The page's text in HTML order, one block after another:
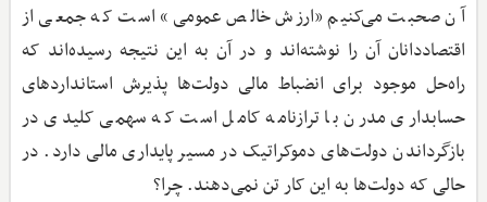
آن صحبت می‌کنیم «ارزش خالص عمومی» است که جمعی از
اقتصاددانان آن را نوشته‌اند و در آن به این نتیجه رسیده‌اند که
راه‌حل موجود برای انضباط مالی دولت‌ها پذیرش استانداردهای
حسابداری مدرن با ترازنامه کامل است که سهمی کلیدی در
بازگرداندن دولت‌های دموکراتیک در مسیر پایداری مالی دارد. در
حالی که دولت‌ها به این کار تن نمی‌دهند. چرا؟